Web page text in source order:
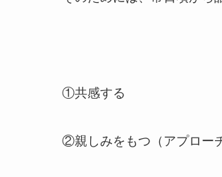
①共感する
②親しみをもつ（アプロー